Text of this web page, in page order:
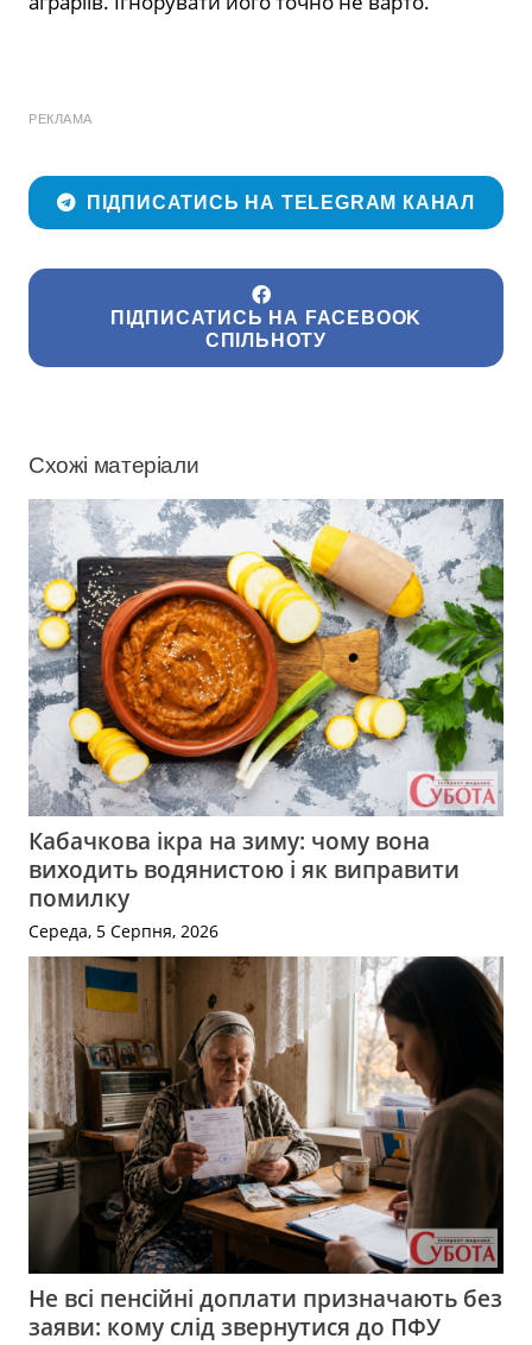
РЕКЛАМА
ПІДПИСАТИСЬ НА TELEGRAM КАНАЛ
ПІДПИСАТИСЬ НА FACEBOOK
СПІЛЬНОТУ
Схожі матеріали
Кабачкова ікра на зиму: чому вона
виходить водянистою і як виправити
помилку
Середа, 5 Серпня, 2026
Не всі пенсійні доплати призначають без
заяви: кому слід звернутися до ПФУ